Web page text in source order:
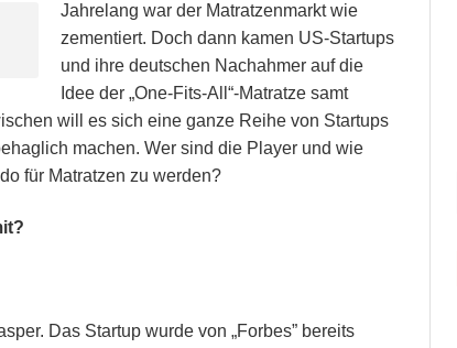
Jahrelang war der Matratzenmarkt wie
zementiert. Doch dann kamen US-Startups
und ihre deutschen Nachahmer auf die
Idee der „One-Fits-All“-Matratze samt
will es sich eine ganze Reihe von Startups
machen. Wer sind die Player und wie
für Matratzen zu werden?
Das Startup wurde von „Forbes” bereits